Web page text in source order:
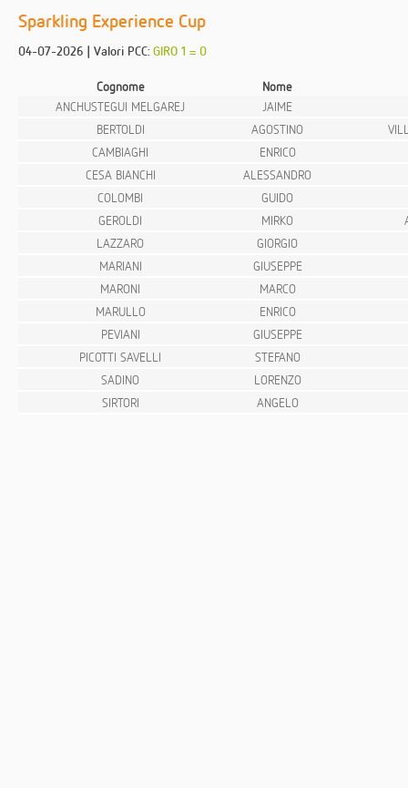
Sparkling Experience Cup
04-07-2026 | Valori PCC:GIRO 1 = 0
Cognome
Nome
ANCHUSTEGUI MELGAREJ
JAIME
BERTOLDI
AGOSTINO
CAMBIAGHI
ENRICO
CESA BIANCHI
ALESSANDRO
COLOMBI
GUIDO
GEROLDI
MIRKO
LAZZARO
GIORGIO
MARIANI
GIUSEPPE
MARONI
MARCO
MARULLO
ENRICO
PEVIANI
GIUSEPPE
PICOTTI SAVELLI
STEFANO
SADINO
LORENZO
SIRTORI
ANGELO